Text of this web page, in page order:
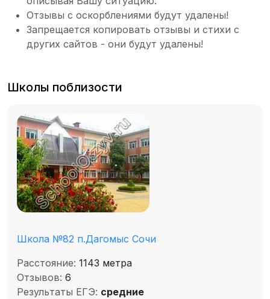
Отзывы с оскорблениями будут удалены!
Запрещается копировать отзывы и стихи с
других сайтов - они будут удалены!
Школы поблизости
Школа №82 п.Дагомыс Сочи
Расстояние: 1143 метра
Отзывов: 6
Результаты ЕГЭ: средние